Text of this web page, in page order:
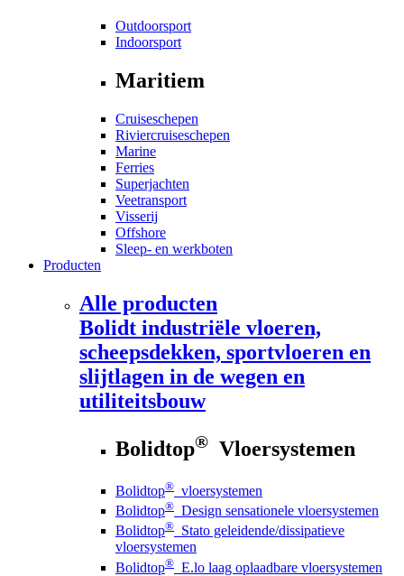
Outdoorsport
Indoorsport
Maritiem
Cruiseschepen
Riviercruiseschepen
Marine
Ferries
Superjachten
Veetransport
Visserij
Offshore
Sleep- en werkboten
Producten
Alle producten
Bolidt industriële vloeren,
scheepsdekken, sportvloeren en
slijtlagen in de wegen en
utiliteitsbouw
Bolidtop® Vloersystemen
Bolidtop® vloersystemen
Bolidtop® Design sensationele vloersystemen
Bolidtop® Stato geleidende/dissipatieve
vloersystemen
Bolidtop® E.lo laag oplaadbare vloersystemen